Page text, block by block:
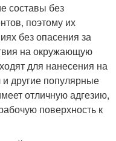
составы без
поэтому их
без опасения за
на окружающую
для нанесения на
и другие популярные
отличную адгезию,
поверхность к